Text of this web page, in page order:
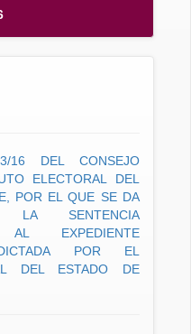
16 DEL CONSEJO
ELECTORAL DEL
POR EL QUE SE DA
LA SENTENCIA
AL EXPEDIENTE
POR EL
DEL ESTADO DE